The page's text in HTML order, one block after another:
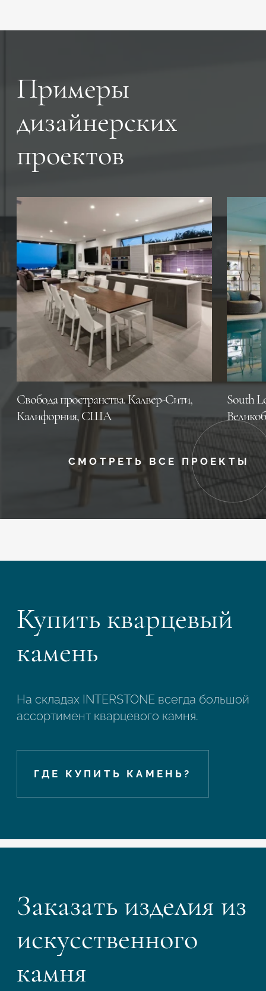
Примеры
дизайнерских
проектов
Свобода пространства. Калвер-Сити,
Калифорния, CША
South
СМОТРЕТЬ ВСЕ ПРОЕКТЫ
Купить кварцевый
камень
На складах INTERSTONE всегда большой
ассортимент кварцевого камня.
ГДЕ КУПИТЬ КАМЕНЬ?
Заказать изделия из
искусственного
камня